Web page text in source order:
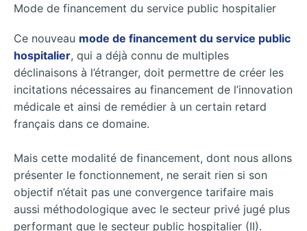
Mode de financement du service public hospitalier
Ce nouveau mode de financement du service public
hospitalier, qui a déjà connu de multiples
déclinaisons à l’étranger, doit permettre de créer les
incitations nécessaires au financement de l’innovation
médicale et ainsi de remédier à un certain retard
français dans ce domaine.
Mais cette modalité de financement, dont nous allons
présenter le fonctionnement, ne serait rien si son
objectif n’était pas une convergence tarifaire mais
aussi méthodologique avec le secteur privé jugé plus
performant que le secteur public hospitalier (II).